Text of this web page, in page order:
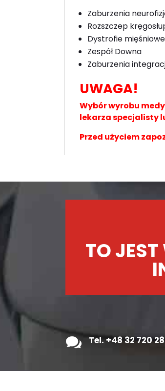
Zaburzenia
Rozszczep
Dystrofie mięśniowe
Zespół Downa
Zaburzenia
UWAGA!
Wybór wyrobu
lekarza specjalisty
Przed użyciem
TO
 Tel. +48 32 720 28